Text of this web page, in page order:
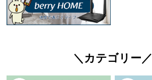
＼カテゴリー／